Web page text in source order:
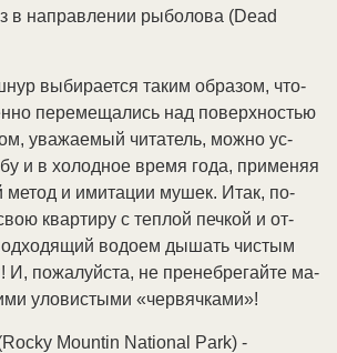
в на­прав­ле­нии ры­бо­ло­ва (Dead
вы­би­ра­ет­ся та­ким об­ра­зом, что­
пе­ре­ме­ща­лись над по­верх­но­стью
ува­жае­мый чи­та­тель, мож­но ус­
и в хо­лод­ное вре­мя го­да, при­ме­няя
ме­тод и ими­та­ции му­шек. Итак, по­
квар­ти­ру с те­п­лой печ­кой и от­
во­до­ем ды­шать чис­тым
И, по­жа­луй­ста, не пре­неб­ре­гай­те ма­
уло­ви­сты­ми «чер­вяч­ка­ми»!
Mountin National Park) -